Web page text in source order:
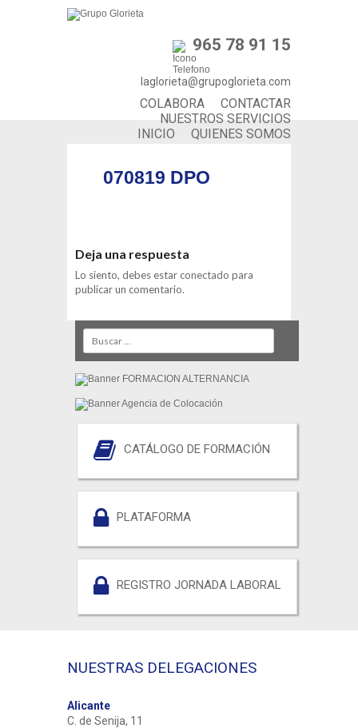
965 78 91 15
laglorieta@grupoglorieta.com
CONTACTAR
COLABORA
NUESTROS SERVICIOS
QUIENES SOMOS
INICIO
070819 DPO
Deja una respuesta
Lo siento, debes estar conectado para
publicar un comentario.
CATÁLOGO DE FORMACIÓN
PLATAFORMA
REGISTRO JORNADA LABORAL
NUESTRAS DELEGACIONES
Alicante
C. de Senija, 11